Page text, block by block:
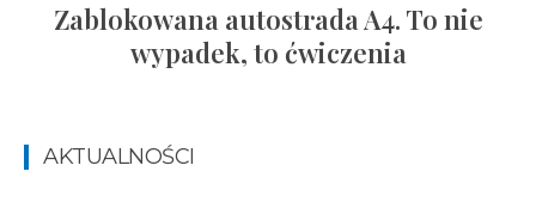
Zablokowana autostrada A4. To nie
wypadek, to ćwiczenia
AKTUALNOŚCI